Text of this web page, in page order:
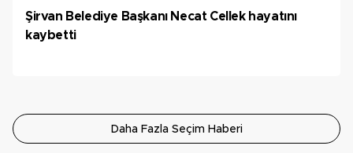
Şirvan Belediye Başkanı Necat Cellek hayatını
kaybetti
Daha Fazla Seçim Haberi